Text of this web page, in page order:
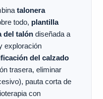
talonera
todo, plantilla
del talóndiseñada a
exploración
del calzado
trasera, eliminar
pauta corta de
con